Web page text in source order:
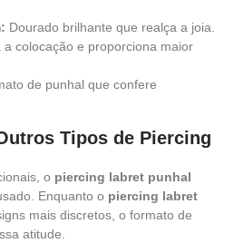
Dourado brilhante que realça a joia.
a colocação e proporciona maior
de punhal que confere
Tipos de Piercing
o piercing labret punhal
Enquanto o piercing labret
mais discretos, o formato de
atitude.